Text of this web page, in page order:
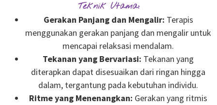
Teknik Utama:
Gerakan Panjang dan Mengalir: Terapis
menggunakan gerakan panjang dan mengalir untuk
mencapai relaksasi mendalam.
Tekanan yang Bervariasi: Tekanan yang
diterapkan dapat disesuaikan dari ringan hingga
dalam, tergantung pada kebutuhan individu.
Ritme yang Menenangkan: Gerakan yang ritmis